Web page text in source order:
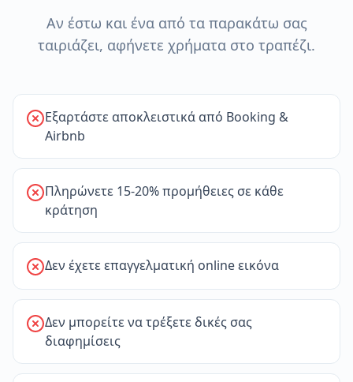
Αν έστω και ένα από τα παρακάτω σας
ταιριάζει, αφήνετε χρήματα στο τραπέζι.
Εξαρτάστε αποκλειστικά από Booking &
Airbnb
Πληρώνετε 15-20% προμήθειες σε κάθε
κράτηση
Δεν έχετε επαγγελματική online εικόνα
Δεν μπορείτε να τρέξετε δικές σας
διαφημίσεις